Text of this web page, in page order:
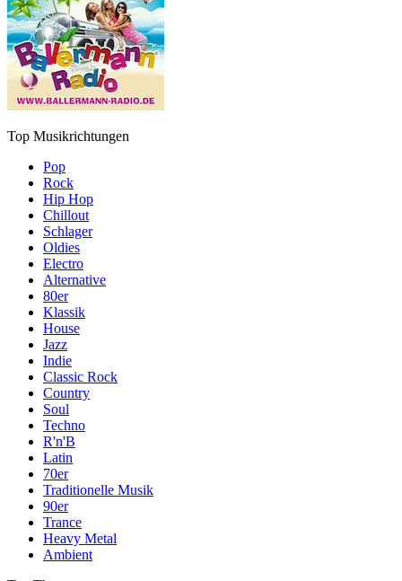
Top Musikrichtungen
Pop
Rock
Hip Hop
Chillout
Schlager
Oldies
Electro
Alternative
80er
Klassik
House
Jazz
Indie
Classic Rock
Country
Soul
Techno
R'n'B
Latin
70er
Traditionelle Musik
90er
Trance
Heavy Metal
Ambient